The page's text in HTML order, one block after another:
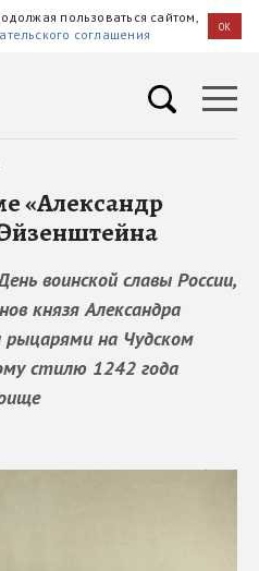
пользоваться сайтом,
соглашения OK
«Александр
воинской славы России,
князя Александра
рыцарями на Чудском
стилю 1242 года